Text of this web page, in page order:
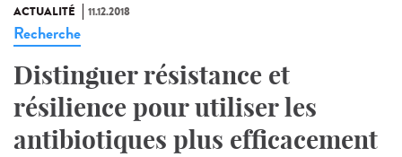
ACTUALITÉ 11.12.2018
Recherche
Distinguer résistance et
résilience pour utiliser les
antibiotiques plus efficacement